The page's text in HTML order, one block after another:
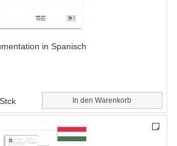
in Spanisch
Stck
In den Warenkorb